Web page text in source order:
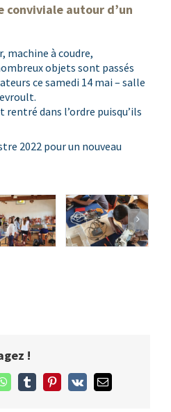
autour d’un
machine à coudre,
objets sont passés
ce samedi 14 mai – salle
dans l’ordre puisqu’ils
2022 pour un nouveau
!
WhatsApp
Tumblr Pinterest
Vk Email